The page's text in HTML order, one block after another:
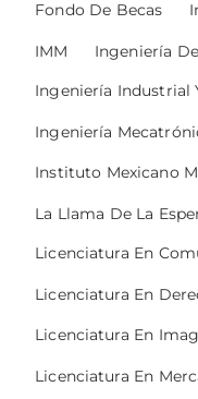
Fondo De Becas
IMM Ingeniería
Ingeniería Industrial
Ingeniería
Instituto Mexicano
La Llama De La
Licenciatura En
Licenciatura En
Licenciatura En
Licenciatura En